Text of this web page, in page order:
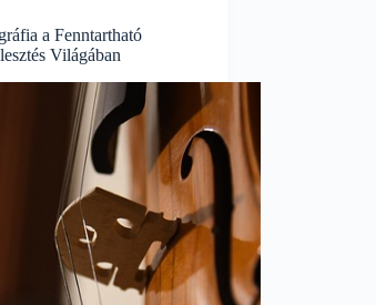
a Fenntartható
Világában